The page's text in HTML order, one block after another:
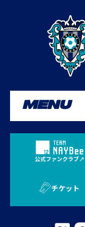
MENU
公式ファンクラブ
チケット